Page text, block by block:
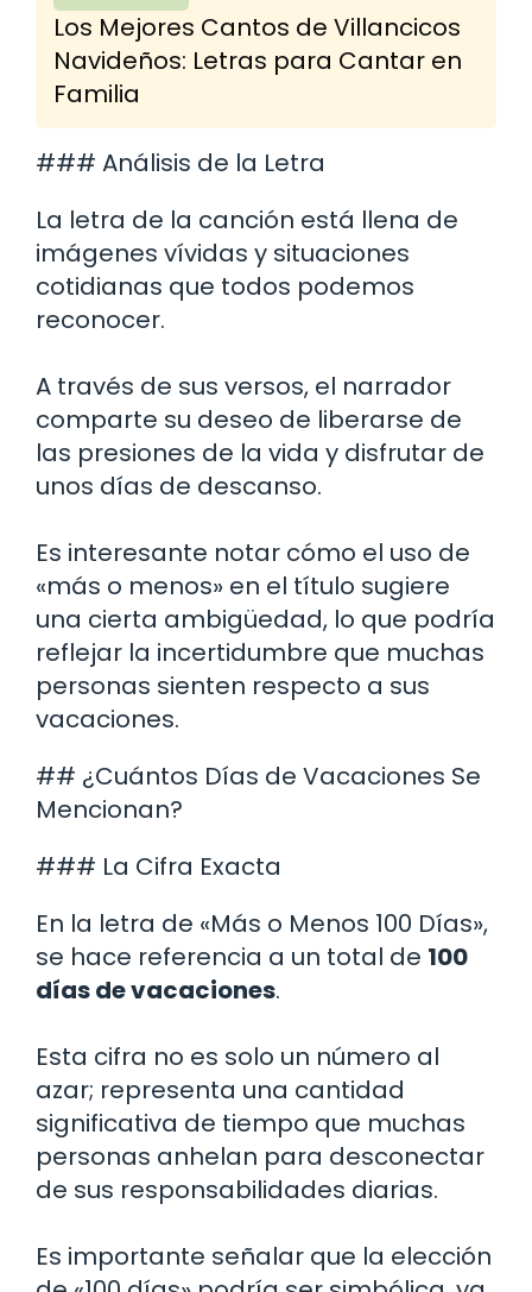
Los Mejores Cantos de Villancicos
Navideños: Letras para Cantar en
Familia
### Análisis de la Letra
La letra de la canción está llena de
imágenes vívidas y situaciones
cotidianas que todos podemos
reconocer.
A través de sus versos, el narrador
comparte su deseo de liberarse de
las presiones de la vida y disfrutar de
unos días de descanso.
Es interesante notar cómo el uso de
«más o menos» en el título sugiere
una cierta ambigüedad, lo que podría
reflejar la incertidumbre que muchas
personas sienten respecto a sus
vacaciones.
## ¿Cuántos Días de Vacaciones Se
Mencionan?
### La Cifra Exacta
En la letra de «Más o Menos 100 Días»,
se hace referencia a un total de 100
días de vacaciones.
Esta cifra no es solo un número al
azar; representa una cantidad
significativa de tiempo que muchas
personas anhelan para desconectar
de sus responsabilidades diarias.
Es importante señalar que la elección